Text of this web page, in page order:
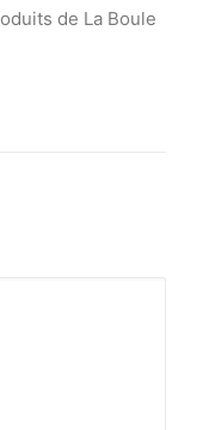
de La Boule